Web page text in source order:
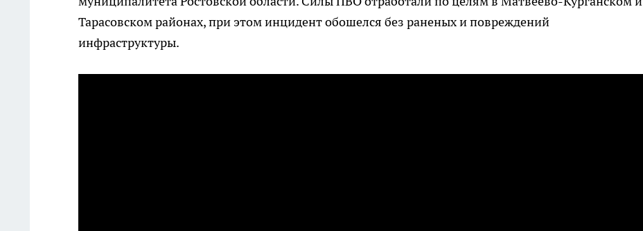
Тарасовском районах, при этом инцидент обошелся без раненых и повреждений
инфраструктуры.